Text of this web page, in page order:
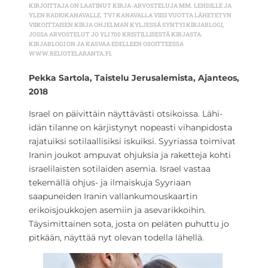
KIRJOITTAJA ON LAATINUT KIRJA-ARVOSTELUJA MM. LEHDILLE JA
YLEN RADIOKANAVALLE. TV7 KANAVALLA VIISI VUOTTA LÄHETETYN
VIIKOITTAISEN KIRJA OHJELMAN KYLJESSÄ SYNTYI KIRJABLOGI,
JOSSA ARVOSTELUT JO YLI 700 KRISTILLISESTÄ KIRJASTA.
KIRJABLOGI ON JA KASVAA EDELLEEN OSOITTEESSA
WWW.REIJOTELARANTA.FI.
Pekka Sartola, Taistelu Jerusalemista, Ajanteos,
2018
Israel on päivittäin näyttävästi otsikoissa. Lähi-
idän tilanne on kärjistynyt nopeasti vihanpidosta
rajatuiksi sotilaallisiksi iskuiksi. Syyriassa toimivat
Iranin joukot ampuvat ohjuksia ja raketteja kohti
israelilaisten sotilaiden asemia. Israel vastaa
tekemällä ohjus- ja ilmaiskuja Syyriaan
saapuneiden Iranin vallankumouskaartin
erikoisjoukkojen asemiin ja asevarikkoihin.
Täysimittainen sota, josta on peläten puhuttu jo
pitkään, näyttää nyt olevan todella lähellä.